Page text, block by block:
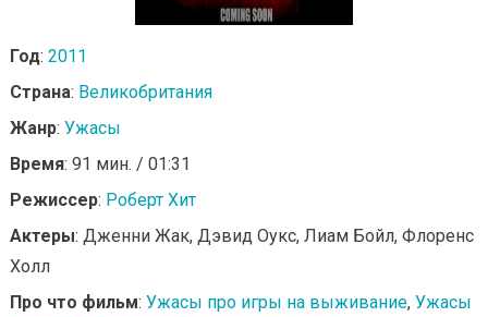
Год: 2011
Страна: Великобритания
Жанр: Ужасы
Время: 91 мин. / 01:31
Режиссер: Роберт Хит
Актеры: Дженни Жак, Дэвид Оукс, Лиам Бойл, Флоренс
Холл
Про что фильм: Ужасы про игры на выживание, Ужасы